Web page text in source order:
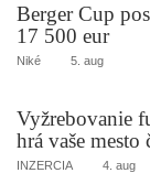
Berger Cup
17 500 eur
Niké 5. aug
Vyžrebovanie
hrá vaše mesto
INZERCIA 4. aug